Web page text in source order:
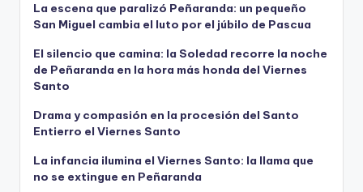
La escena que paralizó Peñaranda: un pequeño
San Miguel cambia el luto por el júbilo de Pascua
El silencio que camina: la Soledad recorre la noche
de Peñaranda en la hora más honda del Viernes
Santo
Drama y compasión en la procesión del Santo
Entierro el Viernes Santo
La infancia ilumina el Viernes Santo: la llama que
no se extingue en Peñaranda